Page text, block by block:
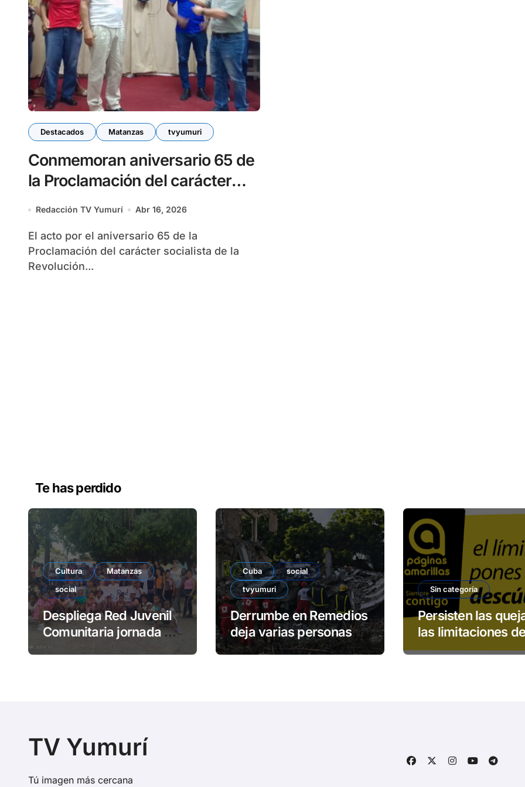
Destacados Matanzas tvyumuri
Conmemoran aniversario 65 de
la Proclamación del carácter
socialista de la Revolución y la
Redacción TV Yumurí Abr 16, 2026
El acto por el aniversario 65 de la
Proclamación del carácter socialista de la
Revolución...
Te has perdido
Cultura
Matanzas
social
Despliega Red Juvenil
Comunitaria jornada de
impacto social en
Cuba
social
tvyumuri
Derrumbe en Remedios
deja varias personas
atrapadas
Sin categoría
Persisten las
las limitaciones
servicio 113 de
TV Yumurí
Tú imagen más cercana